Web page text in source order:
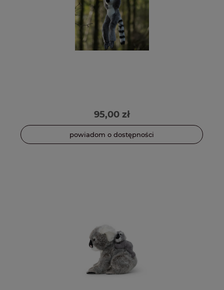
95,00 zł
powiadom o dostępności